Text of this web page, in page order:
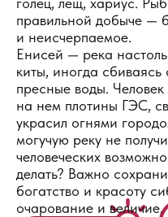
правильной добыче —
и неисчерпаемое.
Енисей — река
киты, иногда сбиваясь
пресные воды.
на нем плотины ГЭС,
украсил огнями
могучую реку не
человеческих
делать? Важно
богатство и красоту
очарование и величие.